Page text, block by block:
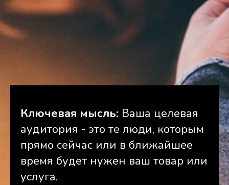
Ключевая мысль: Ваша целевая
аудитория - это те люди, которым
прямо сейчас или в ближайшее
время будет нужен ваш товар или
услуга.